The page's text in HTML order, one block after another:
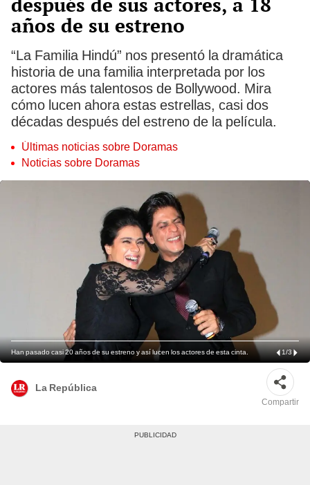
años de su estreno
“La Familia Hindú” nos presentó la dramática
historia de una familia interpretada por los
actores más talentosos de Bollywood. Mira
cómo lucen ahora estas estrellas, casi dos
décadas después del estreno de la película.
Últimas noticias sobre Doramas
Noticias sobre Doramas
Han pasado casi 20 años de su estreno y así lucen los actores de esta cinta. 1/3
La República
Compartir